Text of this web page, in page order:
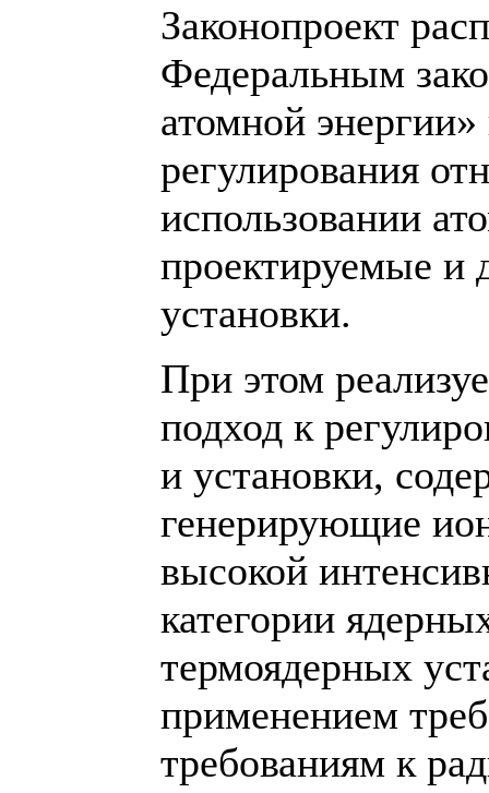
Законопроект
Федеральным
атомной
регулирования
использовании
проектируемые и
установки.
При этом
подход к
и установки,
генерирующие
высокой
категории
термоядерных
применением
требованиям к